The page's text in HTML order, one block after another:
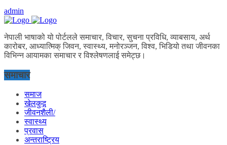
admin
नेपाली भाषाको यो पोर्टलले समाचार, विचार, सुचना प्रविधि, व्याबसाय, अर्थ
कारोबर, आध्यात्मिक् जिवन, स्वास्थ्य, मनोरञ्जन, विश्व, भिडियो तथा जीवनका
विभिन्न आयामका समाचार र विश्लेषणलाई समेट्छ।
समाचार
समाज
खेलकुद़़
जीवनशैली/
स्वास्थ्य
प्रवास
अन्तराष्ट्रिय